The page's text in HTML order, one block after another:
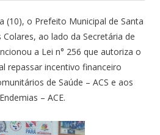
(10), o Prefeito Municipal de Santa
ao lado da Secretária de
a Lei n° 256 que autoriza o
repassar incentivo financeiro
de Saúde – ACS e aos
– ACE.